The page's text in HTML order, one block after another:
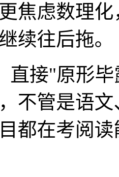
焦虑数理
续往后拖。
直接"原形
不管是语
都在考阅